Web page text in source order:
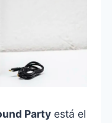
Party está el